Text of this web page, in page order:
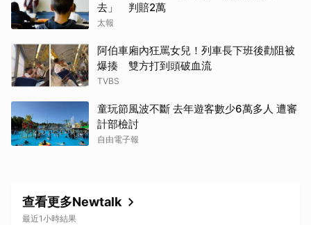
去」 判賠2萬
太報
阿伯車廂內狂罵女兒！列車長下班後勸阻被
爆揍 雙方打到頭破血流
TVBS
童玩節風波不斷 去年遊客數少6萬多人 遭審
計部檢討
自由電子報
查看更多Newtalk
最近1小時結果